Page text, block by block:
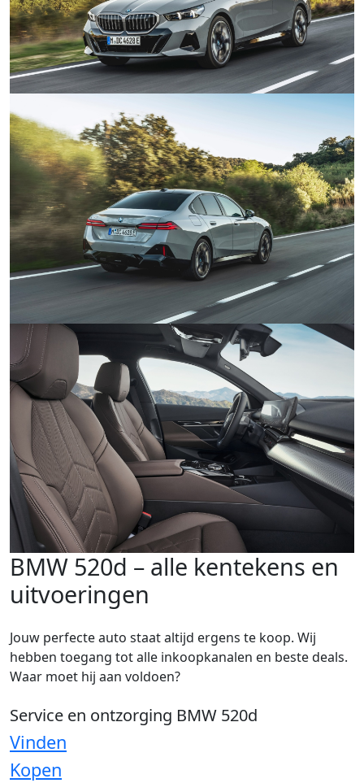
BMW 520d – alle kentekens en
uitvoeringen
Jouw perfecte auto staat altijd ergens te koop. Wij
hebben toegang tot alle inkoopkanalen en beste deals.
Waar moet hij aan voldoen?
Service en ontzorging BMW 520d
Vinden
Kopen